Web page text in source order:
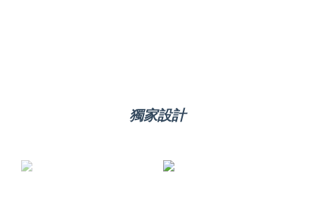
獨家設計